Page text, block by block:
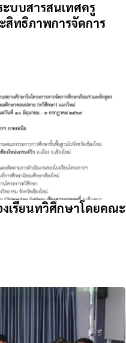
บบสารสนเทศครู
สิทธิภาพการจัดการ
เรียนทวิศึกษาโดยคณะ